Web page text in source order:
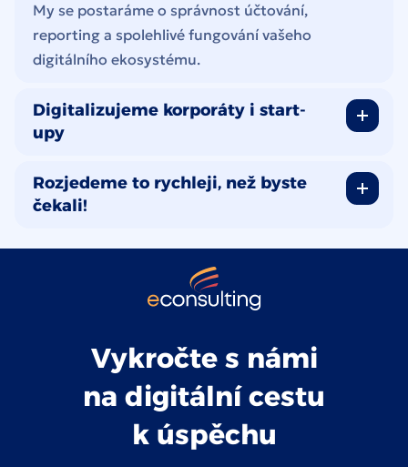
My se postaráme o správnost účtování,
reporting a spolehlivé fungování vašeho
digitálního ekosystému.
Digitalizujeme korporáty i start-
upy
Rozjedeme to rychleji, než byste
čekali!
Vykročte s námi
na digitální cestu
k úspěchu